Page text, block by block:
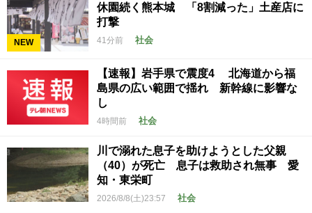
NEW
休園続く熊本城 「8割減った」土産店に
打撃
41分前 社会
【速報】岩手県で震度4 北海道から福
島県の広い範囲で揺れ 新幹線に影響な
し
4時間前 社会
川で溺れた息子を助けようとした父親
（40）が死亡 息子は救助され無事 愛
知・東栄町
2026/8/8(土)23:57 社会